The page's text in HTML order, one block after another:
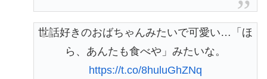
世話好きのおばちゃんみたいで可愛い…「ほ
ら、あんたも食べや」みたいな。
https://t.co/8huluGhZNq